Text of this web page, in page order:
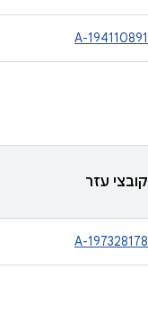
A-194110891
קובצי עזר
A-197328178